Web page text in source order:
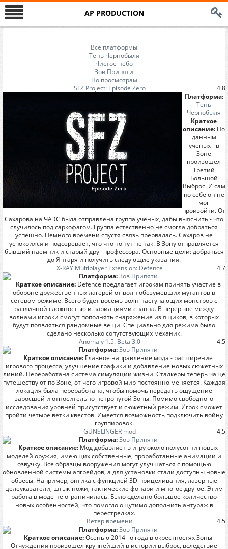
AP PRODUCTION
Все платформы
Тень Чернобыля
Чистое небо
Зов Припяти
По просмотрам
4.8
SFZ Project: Episode Zero
Платформа:
Тень
Чернобыля
Краткое
описание: По
данным
ученых - в
Зоне
произошел
Третий
Большой
Выброс. И сам
по себе он не
мог
произойти. От
Сахарова на ЧАЭС была отправлена группа учёных, дабы выяснить - что
случилось под саркофагом. Группа естественно не смогла добраться
успешно. Немного времени спустя связь прервалась. Сахаров не
успокоился и подозревает, что что-то тут не так. В Зону отправляется
бывший наемник и старый друг профессора. Основные цели: добраться
до Янтаря и получить следующие указания.
4.7
X-RAY Multiplayer Extension: Defence
Платформа: Зов Припяти
Краткое описание:Defence предлагает игрокам принять участие в
обороне дружественных лагерей от волн обезумевших мутантов в
сетевом режиме. Всего будет восемь волн наступающих монстров с
различной сложностью и вариациями спавна. В перерыве между
волнами игроки смогут пополнять снаряжение из ящиков, в которых
будут появляться рандомные вещи. Специально для режима было
сделано несколько сопутствующих механик.
4.5
Anomaly 1.5. Beta 3.0
Платформа: Зов Припяти
Краткое описание: Главное направление мода - расширение
игрового процесса, улучшение графики и добавление новых сюжетных
линий. Переработана система симуляции жизни. Сталкеры теперь чаще
путешествуют по Зоне, от чего игровой мир постоянно меняется. Каждая
локация была переработана, чтобы помочь передать ощущение
заросшей и относительно нетронутой Зоны. Помимо свободного
исследования уровней присутствует и сюжетный режим. Игрок сможет
пройти четыре ветки квестов. Имеется возможность подключить войну
группировок.
4.5
GUNSLINGER mod
Платформа: Зов Припяти
Краткое описание: Мод добавляет в игру около полусотни новых
моделей оружия, имеющих собственные, проработанные анимации и
озвучку. Все образцы вооружения могут улучшаться с помощью
обновленной системы апгрейдов, а для установки стали доступны новые
обвесы. Например, оптика с функцией 3D-прицеливания, лазерные
целеуказатели, штык-ножи, тактические фонари и многое другое. Этим
работа в моде не ограничилась. Было сделано большое количество
новых особенностей, что помогло ощутимо дополнить антураж в
перестрелках.
4.5
Ветер времени
Платформа: Зов Припяти
Краткое описание:Осенью 2014-го года в окрестностях Зоны
Отчуждения произошёл крупнейший в истории выброс, вследствие